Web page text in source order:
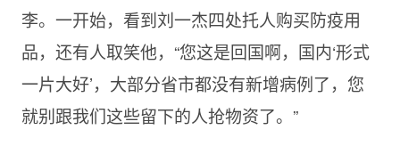
李。一开始，看到刘一杰四处托人购买防疫用
品，还有人取笑他，“您这是回国啊，国内‘形式
一片大好’，大部分省市都没有新增病例了，您
就别跟我们这些留下的人抢物资了。”